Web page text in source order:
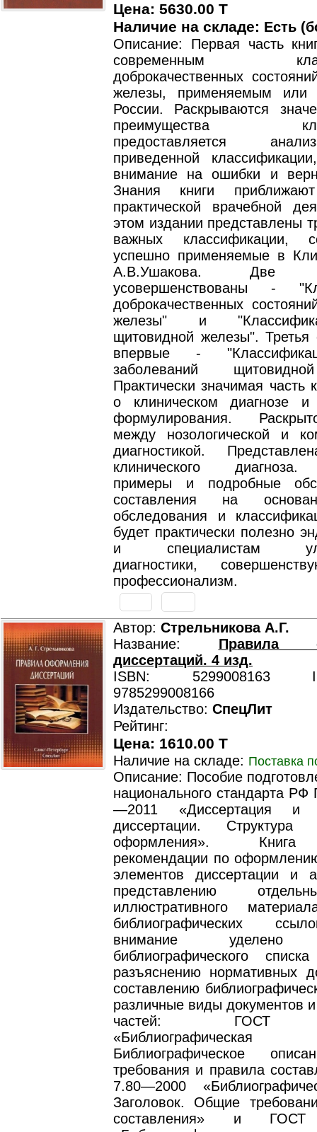
Цена: 5630.00 T
Наличие на складе: Есть
Описание: Первая часть
современным
доброкачественных
железы, применяемым или
России. Раскрываются
преимущества
предоставляется
приведенной
внимание на ошибки и
Знания книги
практической врачебной
этом издании представлены
важных классификации,
успешно применяемые в
А.В.Ушакова.
усовершенствованы -
доброкачественных
железы" и
щитовидной железы". Третья
впервые -
заболеваний
Практически значимая часть
о клиническом диагнозе и
формулирования.
между нозологической и
диагностикой.
клинического
примеры и подробные
составления на
обследования и
будет практически полезно
и специалистам
диагностики,
профессионализм.
Автор: Стрельникова А.Г.
Название: Правила
диссертаций. 4 изд.
ISBN: 5299008163
9785299008166
Издательство: СпецЛит
Рейтинг:
Цена: 1610.00 T
Наличие на складе: Поставка
Описание: Пособие
национального стандарта
—2011 «Диссертация и
диссертации.
оформления». Книга
рекомендации по
элементов диссертации и
представлению
иллюстративного
библиографических
внимание уделено
библиографического
разъяснению нормативных
составлению
различные виды документов
частей: ГОСТ
Библиографическое
требования и правила
7.80—2000
Заголовок. Общие
составления» и ГОСТ